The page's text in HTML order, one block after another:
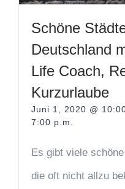
Schöne
Deutschland
Life Coach,
Kurzurlaube
Juni 1, 2020 @
7:00 p.m.
Es gibt viele
die oft nicht allzu